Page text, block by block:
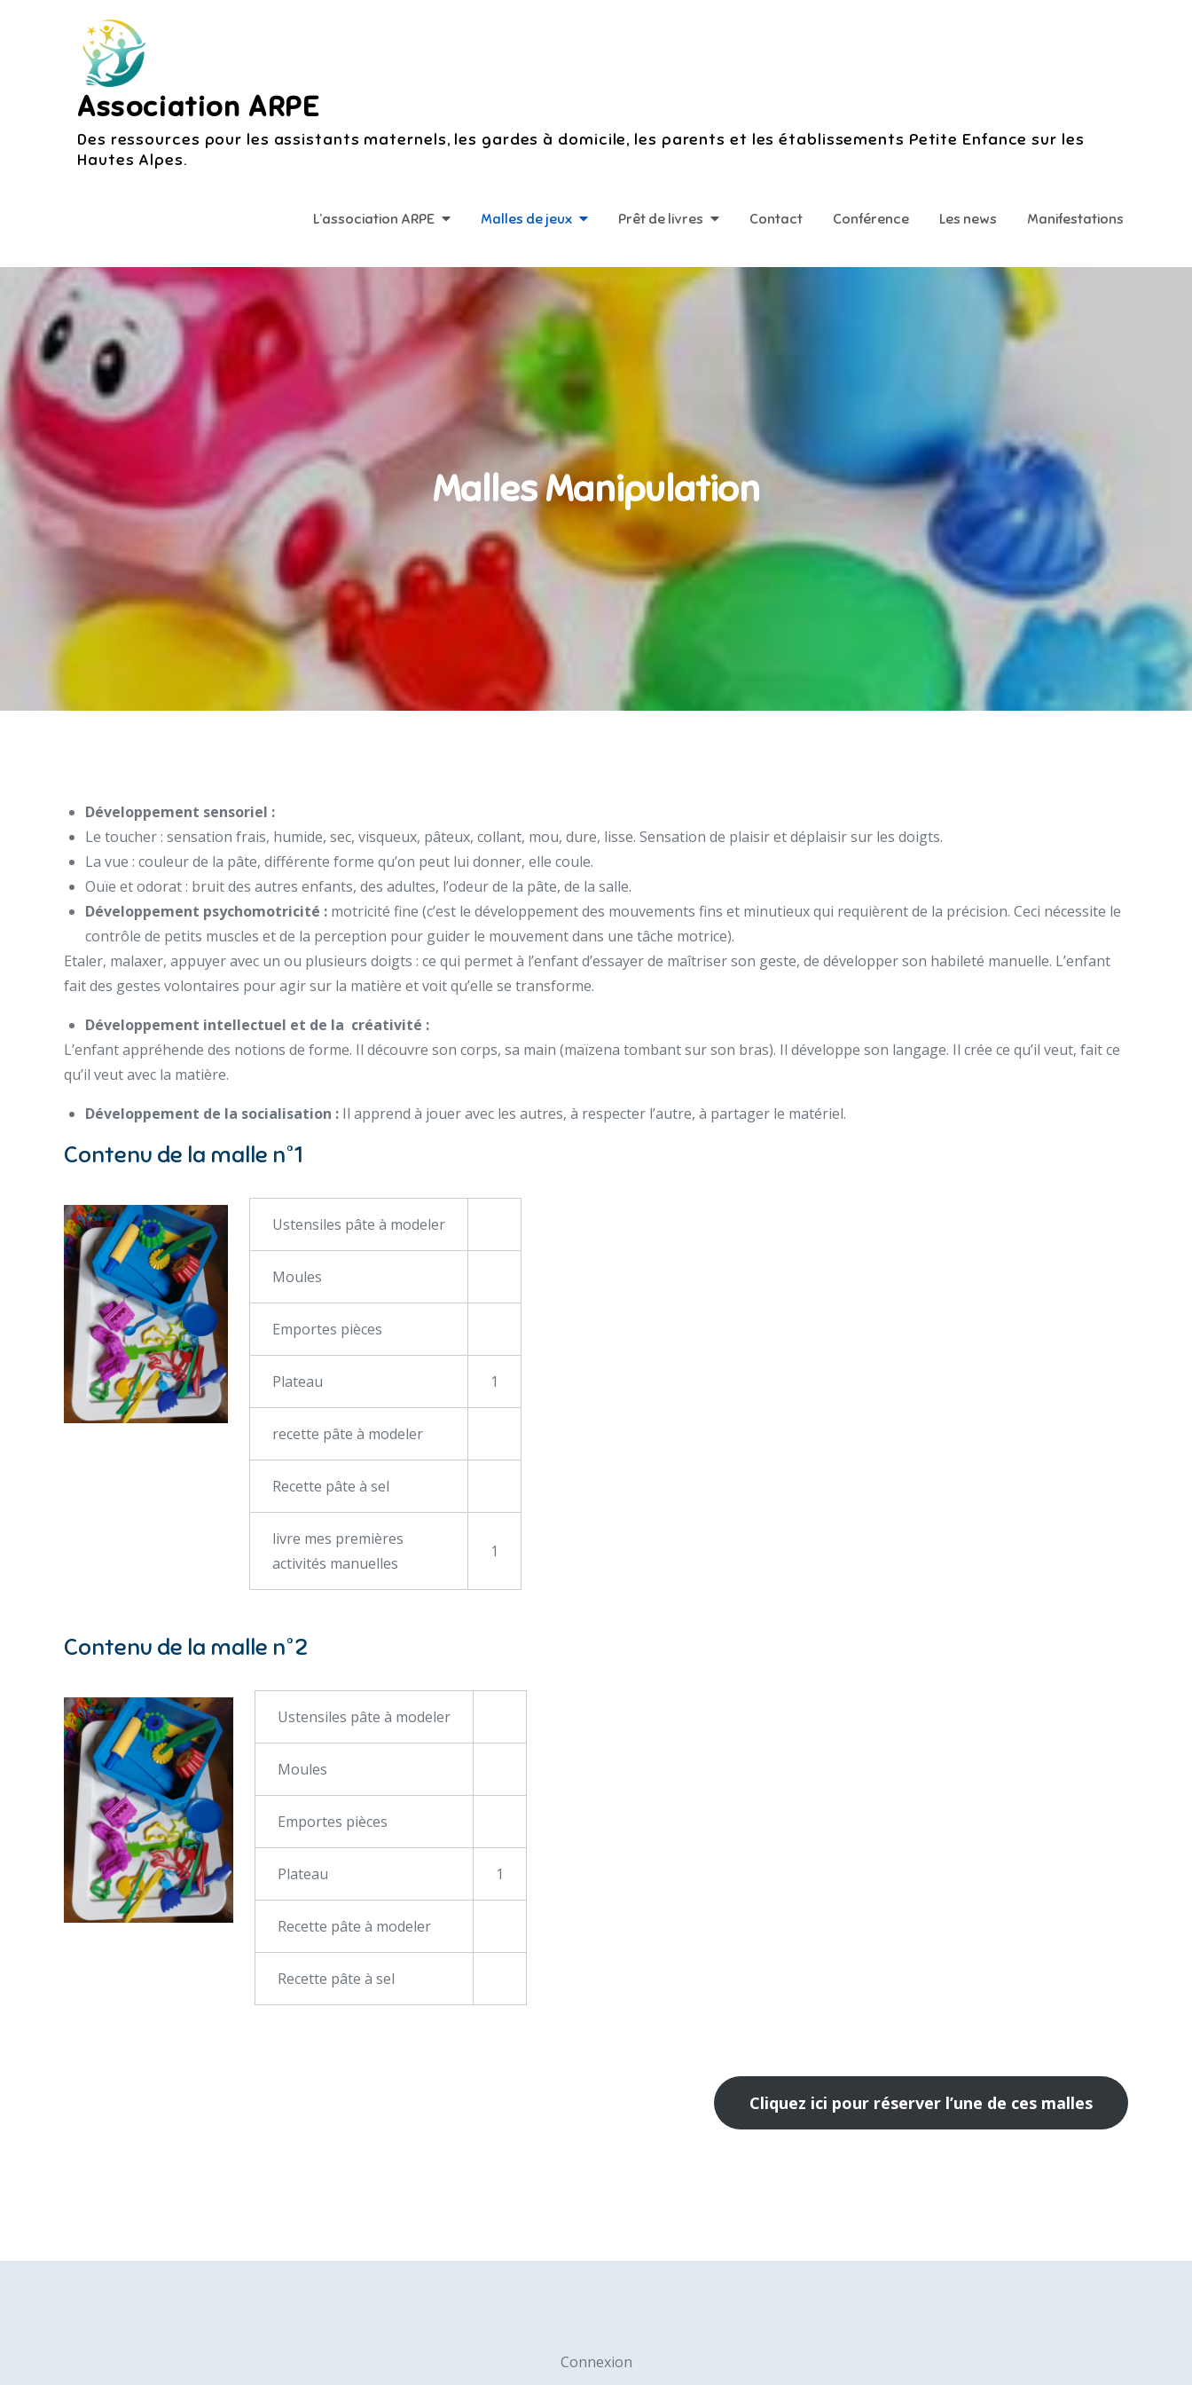
Association ARPE
Des ressources pour les assistants maternels, les gardes à domicile, les parents et les établissements Petite Enfance sur les
Hautes Alpes.
L’association ARPE Malles de jeux Prêt de livres Contact Conférence Les news Manifestations
Malles Manipulation
Développement sensoriel :
Le toucher : sensation frais, humide, sec, visqueux, pâteux, collant, mou, dure, lisse. Sensation de plaisir et déplaisir sur les doigts.
La vue : couleur de la pâte, différente forme qu’on peut lui donner, elle coule.
Ouïe et odorat : bruit des autres enfants, des adultes, l’odeur de la pâte, de la salle.
Développement psychomotricité : motricité fine (c’est le développement des mouvements fins et minutieux qui requièrent de la précision. Ceci nécessite le
contrôle de petits muscles et de la perception pour guider le mouvement dans une tâche motrice).
Etaler, malaxer, appuyer avec un ou plusieurs doigts : ce qui permet à l’enfant d’essayer de maîtriser son geste, de développer son habileté manuelle. L’enfant
fait des gestes volontaires pour agir sur la matière et voit qu’elle se transforme.
Développement intellectuel et de la créativité :
L’enfant appréhende des notions de forme. Il découvre son corps, sa main (maïzena tombant sur son bras). Il développe son langage. Il crée ce qu’il veut, fait ce
qu’il veut avec la matière.
Développement de la socialisation : Il apprend à jouer avec les autres, à respecter l’autre, à partager le matériel.
Contenu de la malle n°1
Ustensiles pâte à modeler
Moules
Emportes pièces
Plateau 1
recette pâte à modeler
Recette pâte à sel
livre mes premières
activités manuelles
1
Contenu de la malle n°2
Ustensiles pâte à modeler
Moules
Emportes pièces
Plateau 1
Recette pâte à modeler
Recette pâte à sel
Cliquez ici pour réserver l’une de ces malles
Connexion